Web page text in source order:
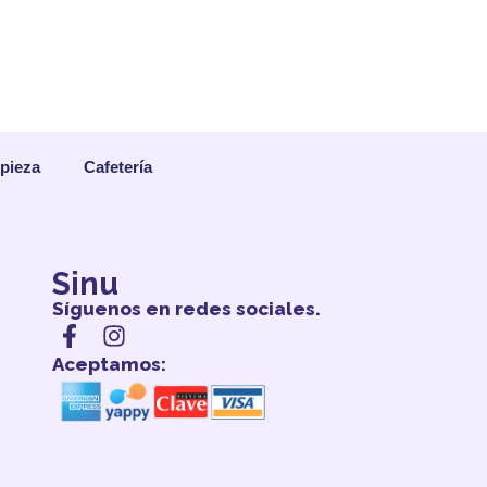
Cafetería
Sinu
Síguenos en redes sociales.
Aceptamos: